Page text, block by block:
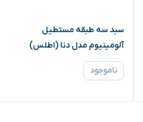
سبد سه طبقه مستطیل
آلومینیوم مدل دنا (اطلس)
ناموجود